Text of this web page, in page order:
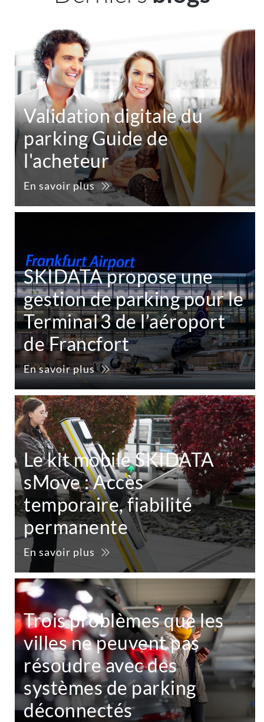
Validation digitale du
parking Guide de
l'acheteur
En savoir plus
SKIDATA propose une
gestion de parking pour le
Terminal 3 de l’aéroport
de Francfort
En savoir plus
Le kit mobile SKIDATA
sMove : Accès
temporaire, fiabilité
permanente
En savoir plus
Trois problèmes que les
villes ne peuvent pas
résoudre avec des
systèmes de parking
déconnectés